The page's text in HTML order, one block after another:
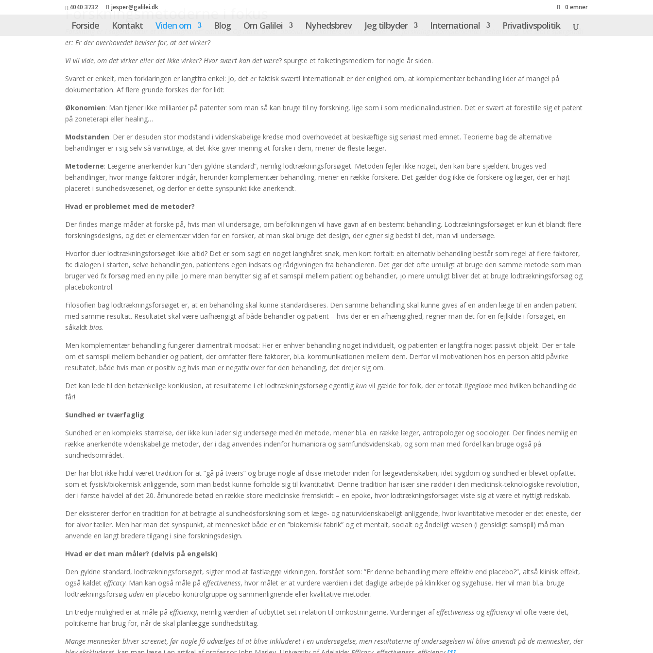
4040 3732 jesper@galilei.dk 0 emner
Forside Kontakt Viden om Blog Om Galilei Nyhedsbrev Jeg tilbyder International Privatlivspolitik
Forskningsmetoderne i fokus
Forskning er i sagens natur et ret ”langhåret” område. Og håret bliver absolut ikke kortere, når vi snakker om forskning i komplementær behandling. Det store spørgsmål
er: Er der overhovedet beviser for, at det virker?
Vi vil vide, om det virker eller det ikke virker? Hvor svært kan det være? spurgte et folketingsmedlem for nogle år siden.
Svaret er enkelt, men forklaringen er langtfra enkel: Jo, deter faktisk svært! Internationalt er der enighed om, at komplementær behandling lider af mangel på
dokumentation. Af flere grunde forskes der for lidt:
Økonomien: Man tjener ikke milliarder på patenter som man så kan bruge til ny forskning, lige som i som medicinalindustrien. Det er svært at forestille sig et patent
på zoneterapi eller healing…
Modstanden: Der er desuden stor modstand i videnskabelige kredse mod overhovedet at beskæftige sig seriøst med emnet. Teorierne bag de alternative
behandlinger er i sig selv så vanvittige, at det ikke giver mening at forske i dem, mener de fleste læger.
Metoderne: Lægerne anerkender kun ”den gyldne standard”, nemlig lodtrækningsforsøget. Metoden fejler ikke noget, den kan bare sjældent bruges ved
behandlinger, hvor mange faktorer indgår, herunder komplementær behandling, mener en række forskere. Det gælder dog ikke de forskere og læger, der er højt
placeret i sundhedsvæsenet, og derfor er dette synspunkt ikke anerkendt.
Hvad er problemet med de metoder?
Der findes mange måder at forske på, hvis man vil undersøge, om befolkningen vil have gavn af en bestemt behandling. Lodtrækningsforsøget er kun ét blandt flere
forskningsdesigns, og det er elementær viden for en forsker, at man skal bruge det design, der egner sig bedst til det, man vil undersøge.
Hvorfor duer lodtrækningsforsøget ikke altid? Det er som sagt en noget langhåret snak, men kort fortalt: en alternativ behandling består som regel af flere faktorer,
fx: dialogen i starten, selve behandlingen, patientens egen indsats og rådgivningen fra behandleren. Det gør det ofte umuligt at bruge den samme metode som man
bruger ved fx forsøg med en ny pille. Jo mere man benytter sig af et samspil mellem patient og behandler, jo mere umuligt bliver det at bruge lodtrækningsforsøg og
placebokontrol.
Filosofien bag lodtrækningsforsøget er, at en behandling skal kunne standardiseres. Den samme behandling skal kunne gives af en anden læge til en anden patient
med samme resultat. Resultatet skal være uafhængigt af både behandler og patient – hvis der er en afhængighed, regner man det for en fejlkilde i forsøget, en
såkaldtbias.
Men komplementær behandling fungerer diamentralt modsat: Her er enhver behandling noget individuelt, og patienten er langtfra noget passivt objekt. Der er tale
om et samspil mellem behandler og patient, der omfatter flere faktorer, bl.a. kommunikationen mellem dem. Derfor vil motivationen hos en person altid påvirke
resultatet, både hvis man er positiv og hvis man er negativ over for den behandling, det drejer sig om.
Det kan lede til den betænkelige konklusion, at resultaterne i et lodtrækningsforsøg egentligkunvil gælde for folk, der er totaltligeglademed hvilken behandling de
får!
Sundhed er tværfaglig
Sundhed er en kompleks størrelse, der ikke kun lader sig undersøge med én metode, mener bl.a. en række læger, antropologer og sociologer. Der findes nemlig en
række anerkendte videnskabelige metoder, der i dag anvendes indenfor humaniora og samfundsvidenskab, og som man med fordel kan bruge også på
sundhedsområdet.
Der har blot ikke hidtil været tradition for at ”gå på tværs” og bruge nogle af disse metoder inden for lægevidenskaben, idet sygdom og sundhed er blevet opfattet
som et fysisk/biokemisk anliggende, som man bedst kunne forholde sig til kvantitativt. Denne tradition har især sine rødder i den medicinsk-teknologiske revolution,
der i første halvdel af det 20. århundrede betød en række store medicinske fremskridt – en epoke, hvor lodtrækningsforsøget viste sig at være et nyttigt redskab.
Der eksisterer derfor en tradition for at betragte al sundhedsforskning som et læge- og naturvidenskabeligt anliggende, hvor kvantitative metoder er det eneste, der
for alvor tæller. Men har man det synspunkt, at mennesket både er en ”biokemisk fabrik” og et mentalt, socialt og åndeligt væsen (i gensidigt samspil) må man
anvende en langt bredere tilgang i sine forskningsdesign.
Hvad er det man måler? (delvis på engelsk)
Den gyldne standard, lodtrækningsforsøget, sigter mod at fastlægge virkningen, forstået som: ”Er denne behandling mere effektiv end placebo?”, altså klinisk effekt,
også kaldetefficacy. Man kan også måle påeffectiveness, hvor målet er at vurdere værdien i det daglige arbejde på klinikker og sygehuse. Her vil man bl.a. bruge
lodtrækningsforsøguden en placebo-kontrolgruppe og sammenlignende eller kvalitative metoder.
En tredje mulighed er at måle påefficiency, nemlig værdien af udbyttet set i relation til omkostningerne. Vurderinger afeffectiveness og efficiencyvil ofte være det,
politikerne har brug for, når de skal planlægge sundhedstiltag.
Mange mennesker bliver screenet, før nogle få udvælges til at blive inkluderet i en undersøgelse, men resultaterne af undersøgelsen vil blive anvendt på de mennesker, der